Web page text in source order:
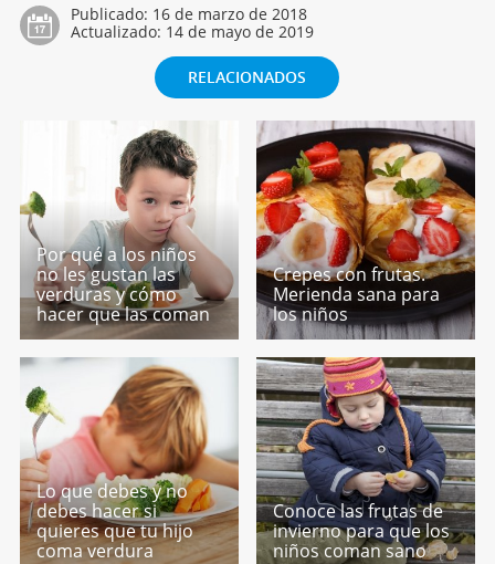
Publicado: 16 de marzo de 2018
Actualizado: 14 de mayo de 2019
RELACIONADOS
Por qué a los niños
no les gustan las
verduras y cómo
hacer que las coman
Crepes con frutas.
Merienda sana para
los niños
Lo que debes y no
debes hacer si
quieres que tu hijo
coma verdura
Conoce las frutas de
invierno para que los
niños coman sano